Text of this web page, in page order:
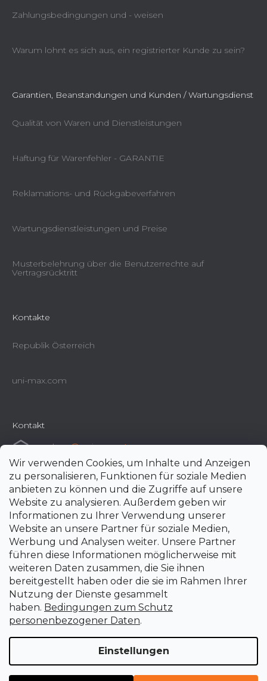
Wir verwenden Cookies, um Inhalte und Anzeigen
zu personalisieren, Funktionen für soziale Medien
anbieten zu können und die Zugriffe auf unsere
Website zu analysieren. Außerdem geben wir
Informationen zu Ihrer Verwendung unserer
Website an unsere Partner für soziale Medien,
Werbung und Analysen weiter. Unsere Partner
führen diese Informationen möglicherweise mit
weiteren Daten zusammen, die Sie ihnen
bereitgestellt haben oder die sie im Rahmen Ihrer
Nutzung der Dienste gesammelt
haben. Bedingungen zum Schutz
personenbezogener Daten.
Einstellungen
Zahlungsbedingungen und - weisen
Warum lohnt es sich aus, ein registrierter Kunde zu sein?
Garantien, Beanstandungen und Kunden / Wartungsdienst
Qualität von Waren und Dienstleistungen
Haftung für Warenfehler - GARANTIE
Reklamations- und Rückgabeverfahren
Wartungsdienstleistungen und Preise
Musterbelehrung über die Benutzerrechte auf
Vertragsrücktritt
Kontakte
Republik Österreich
uni-max.com
Kontakt
e-shop@uni-max.at
+420 266 190 190
Erstellt von Shoptet Premium